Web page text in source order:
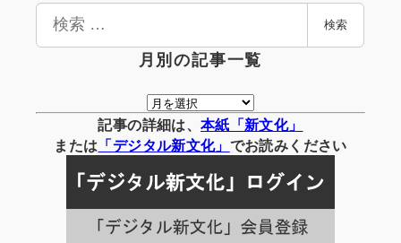
検
検索
月別の記事一覧
月
別
の
事
一
覧
記事の詳細は、 本紙「新文化」
または 「デジタル新文化」 でお読みください